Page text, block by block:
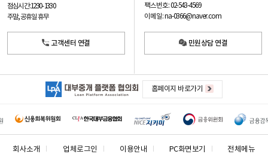
점심시간: 12:30 - 13:30
주말, 공휴일 휴무
고객센터 연결
팩스번호: 02-543-4569
이메일: na-0366@naver.com
민원상담 연결
홈페이지 바로가기
회사소개 업체로그인 이용안내 PC화면보기 전체메뉴